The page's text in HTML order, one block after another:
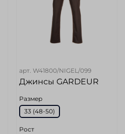
арт. W41800/NIGEL/099
Джинсы GARDEUR
Размер
33 (48-50)
Рост